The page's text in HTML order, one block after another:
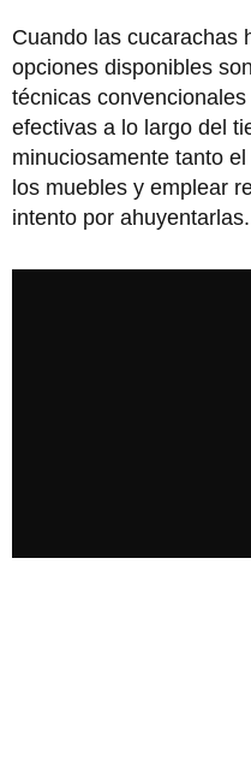
Cuando las cucarachas
opciones disponibles
técnicas
efectivas a lo largo del
minuciosamente tanto
los muebles y emplear
intento por ahuyentarlas.